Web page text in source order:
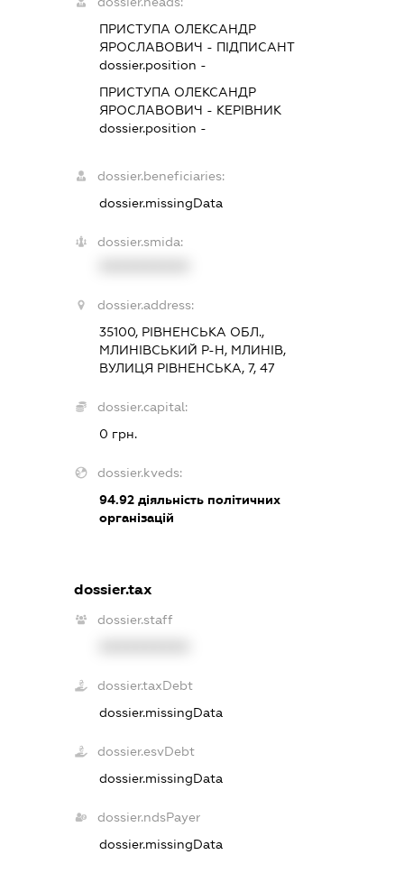
ПРИСТУПА ОЛЕКСАНДР
ЯРОСЛАВОВИЧ - ПІДПИСАНТ
dossier.position -
ПРИСТУПА ОЛЕКСАНДР
ЯРОСЛАВОВИЧ - КЕРІВНИК
dossier.position -
dossier.beneficiaries:
dossier.missingData
dossier.smida:
dossier.address:
35100, РІВНЕНСЬКА ОБЛ.,
МЛИНІВСЬКИЙ Р-Н, МЛИНІВ,
ВУЛИЦЯ РІВНЕНСЬКА, 7, 47
dossier.capital:
0 грн.
dossier.kveds:
94.92 діяльність політичних
організацій
dossier.tax
dossier.staff
dossier.taxDebt
dossier.missingData
dossier.esvDebt
dossier.missingData
dossier.ndsPayer
dossier.missingData